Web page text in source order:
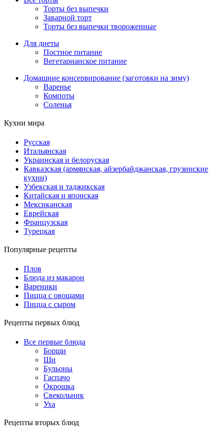
Торты без выпечки
Заварной торт
Торты без выпечки твороженные
Для диеты
Постное питание
Вегетарианское питание
Домашние консервирование (заготовки на зиму)
Варенье
Компоты
Соленья
Кухни мира
Русская
Итальянская
Украинская и белоруская
Кавказская (армянская, айзербайджанская, грузинские
кухни)
Узбекская и таджикская
Китайская и японская
Мексиканская
Еврейская
Французская
Турецкая
Популярные рецепты
Плов
Блюда из макарон
Вареники
Пицца с овощами
Пицца с сыром
Рецепты первых блюд
Все первые блюда
Борщи
Щи
Бульоны
Гаспачо
Окрошка
Свекольник
Уха
Рецепты вторых блюд